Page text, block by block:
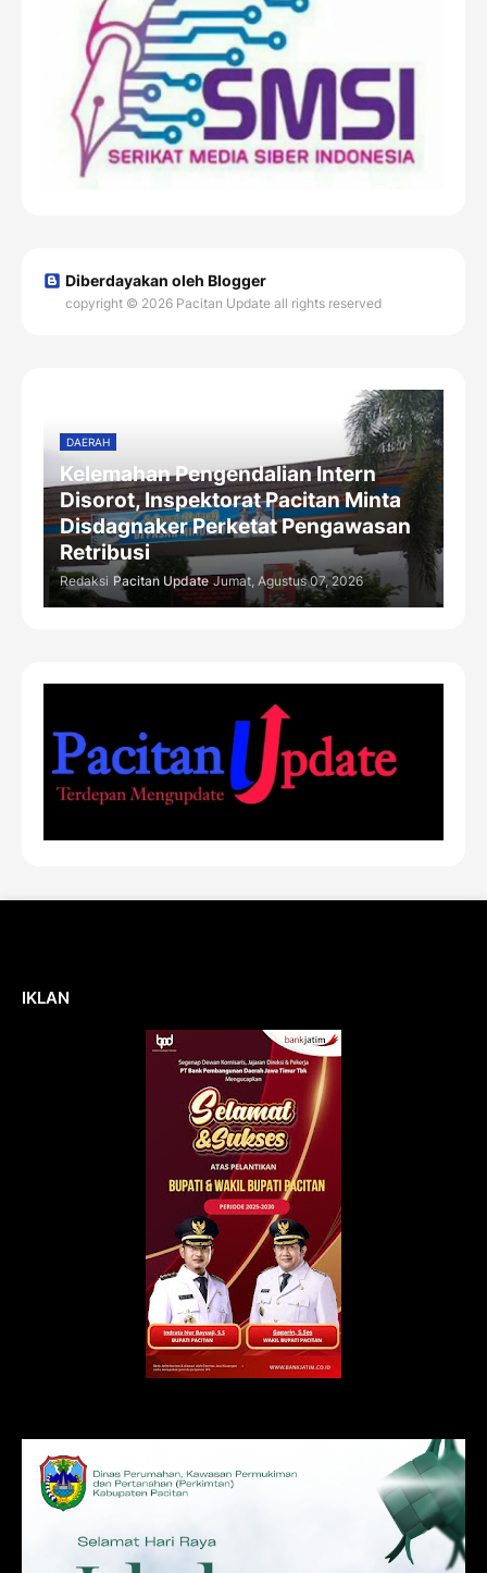
Diberdayakan oleh Blogger
copyright © 2026 Pacitan Update all rights reserved
DAERAH
Kelemahan Pengendalian Intern
Disorot, Inspektorat Pacitan Minta
Disdagnaker Perketat Pengawasan
Retribusi
Redaksi Pacitan Update Jumat, Agustus 07, 2026
IKLAN